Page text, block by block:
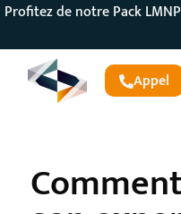
Profitez de notre Pack
Appel